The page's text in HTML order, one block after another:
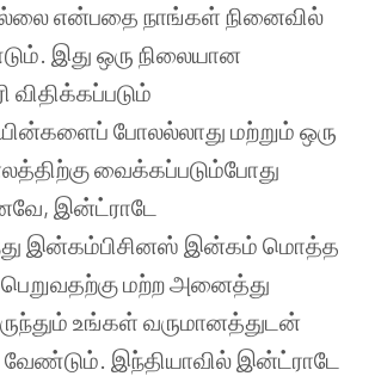
என்பதை நாங்கள் நினைவில்
இது ஒரு நிலையான
விதிக்கப்படும்
போலல்லாது மற்றும் ஒரு
வைக்கப்படும்போது
இன்ட்ராடே
இன்கம்பிசினஸ் இன்கம் மொத்த
மற்ற அனைத்து
உங்கள் வருமானத்துடன்
இந்தியாவில் இன்ட்ராடே